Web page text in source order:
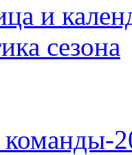
и
сезона